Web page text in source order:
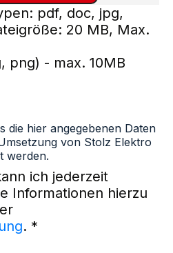
pdf, doc, jpg,
20 MB, Max.
png) - max. 10MB
die hier angegebenen Daten
von Stolz Elektro
werden.
ich jederzeit
Informationen hierzu
. *